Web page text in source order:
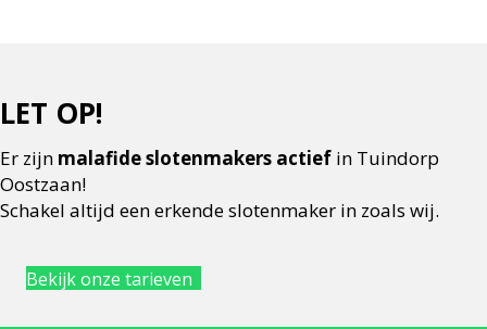
LET OP!
Er zijn malafide slotenmakers actief in Tuindorp
Oostzaan!
Schakel altijd een erkende slotenmaker in zoals wij.
Bekijk onze tarieven